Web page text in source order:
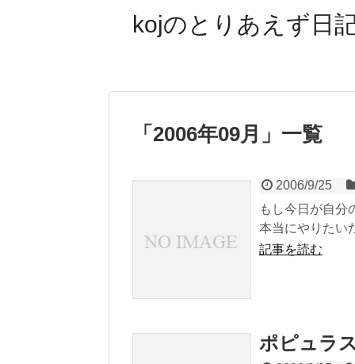
kojのとりあえず日
「 2006年09月 」 一覧
2006/9/25
もし今日が自分
本当にやりたい
記事を読む
ポピュラ